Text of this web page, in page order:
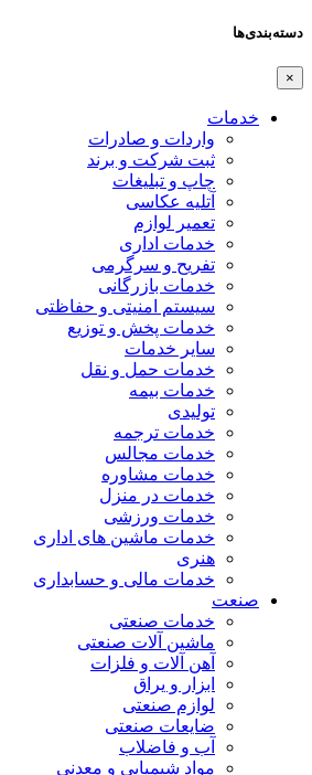
دسته‌بندی‌ها
×
خدمات
واردات و صادرات
ثبت شرکت و برند
چاپ و تبلیغات
آتلیه عکاسی
تعمیر لوازم
خدمات اداری
تفریح و سرگرمی
خدمات بازرگانی
سیستم امنیتی و حفاظتی
خدمات پخش و توزیع
سایر خدمات
خدمات حمل و نقل
خدمات بیمه
تولیدی
خدمات ترجمه
خدمات مجالس
خدمات مشاوره
خدمات در منزل
خدمات ورزشی
خدمات ماشین های اداری
هنری
خدمات مالی و حسابداری
صنعت
خدمات صنعتی
ماشین آلات صنعتی
آهن آلات و فلزات
ابزار و یراق
لوازم صنعتی
ضایعات صنعتی
آب و فاضلاب
مواد شیمیایی و معدنی